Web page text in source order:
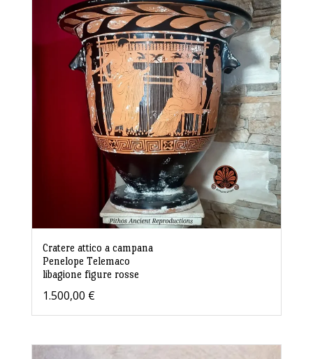
Cratere attico a campana
Penelope Telemaco
libagione figure rosse
1.500,00 €